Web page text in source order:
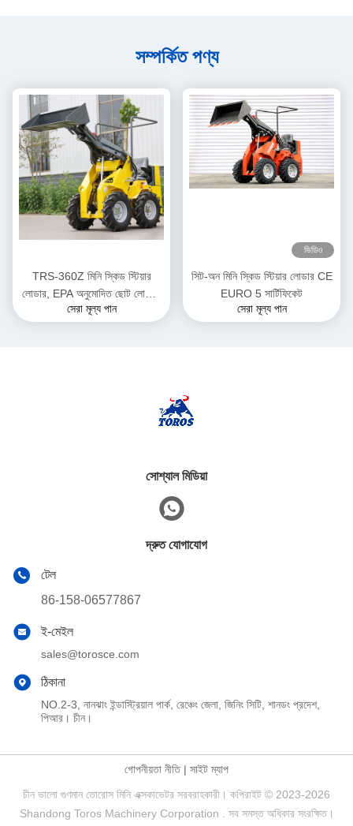
সম্পর্কিত পণ্য
TRS-360Z মিনি স্কিড স্টিয়ার
লোডার, EPA অনুমোদিত ছোট লোডার,
ডিজেল চালিত, একাধিক রঙের বিকল্প
সেরা মূল্য পান
ভিডিও
সিট-অন মিনি স্কিড স্টিয়ার লোডার CE
EURO 5 সার্টিফিকেট
সেরা মূল্য পান
সোশ্যাল মিডিয়া
দ্রুত যোগাযোগ
টেল
86-158-06577867
ই-মেইল
sales@torosce.com
ঠিকানা
NO.2-3, নানঝাং ইন্ডাস্ট্রিয়াল পার্ক, রেঞ্চেং জেলা, জিনিং সিটি, শানডং প্রদেশ,
পিআর। চীন।
গোপনীয়তা নীতি| সাইট ম্যাপ
চীন ভালো গুণমান তোরোস মিনি এক্সকাভেটর সরবরাহকারী। কপিরাইট © 2023-2026
Shandong Toros Machinery Corporation . সব সমস্ত অধিকার সংরক্ষিত।